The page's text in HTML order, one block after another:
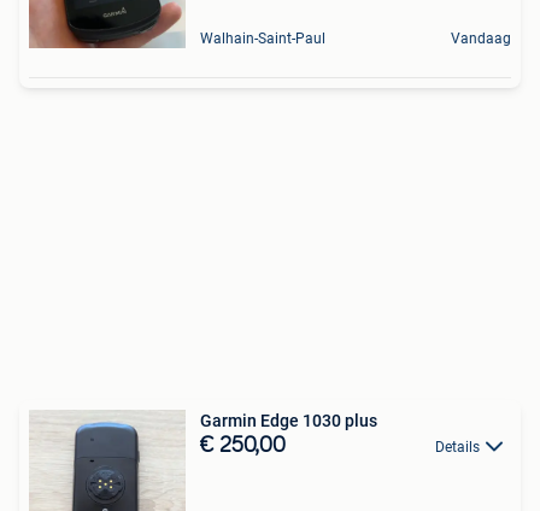
Walhain-Saint-Paul Vandaag
Garmin Edge 1030 plus
€ 250,00 Details